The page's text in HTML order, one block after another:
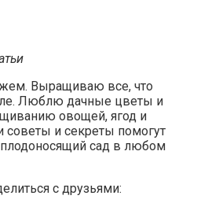
Выращиваю все, что
Люблю дачные цветы и
овощей, ягод и
и секреты помогут
сад в любом
с друзьями: